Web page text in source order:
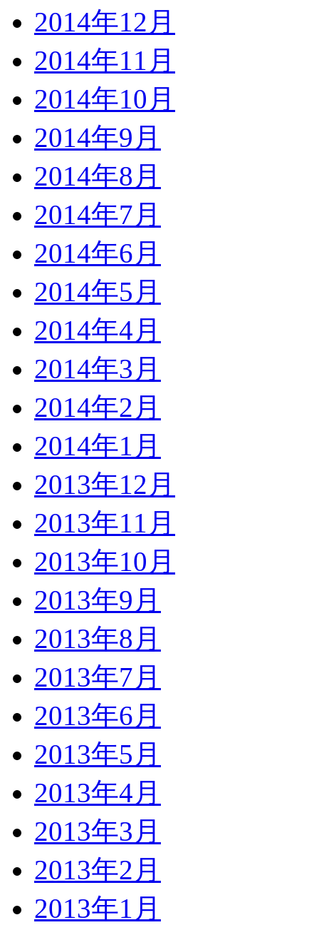
2014年12月
2014年11月
2014年10月
2014年9月
2014年8月
2014年7月
2014年6月
2014年5月
2014年4月
2014年3月
2014年2月
2014年1月
2013年12月
2013年11月
2013年10月
2013年9月
2013年8月
2013年7月
2013年6月
2013年5月
2013年4月
2013年3月
2013年2月
2013年1月